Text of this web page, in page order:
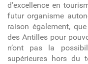
d’excellence en
futur organisme
raison également,
des Antilles pour
n’ont pas la
supérieures hors du